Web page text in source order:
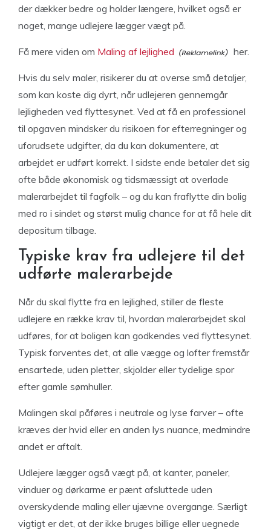
der dækker bedre og holder længere, hvilket også er
noget, mange udlejere lægger vægt på.
Få mere viden om Maling af lejlighed her.
Hvis du selv maler, risikerer du at overse små detaljer,
som kan koste dig dyrt, når udlejeren gennemgår
lejligheden ved flyttesynet. Ved at få en professionel
til opgaven mindsker du risikoen for efterregninger og
uforudsete udgifter, da du kan dokumentere, at
arbejdet er udført korrekt. I sidste ende betaler det sig
ofte både økonomisk og tidsmæssigt at overlade
malerarbejdet til fagfolk – og du kan fraflytte din bolig
med ro i sindet og størst mulig chance for at få hele dit
depositum tilbage.
Typiske krav fra udlejere til det
udførte malerarbejde
Når du skal flytte fra en lejlighed, stiller de fleste
udlejere en række krav til, hvordan malerarbejdet skal
udføres, for at boligen kan godkendes ved flyttesynet.
Typisk forventes det, at alle vægge og lofter fremstår
ensartede, uden pletter, skjolder eller tydelige spor
efter gamle sømhuller.
Malingen skal påføres i neutrale og lyse farver – ofte
kræves der hvid eller en anden lys nuance, medmindre
andet er aftalt.
Udlejere lægger også vægt på, at kanter, paneler,
vinduer og dørkarme er pænt afsluttede uden
overskydende maling eller ujævne overgange. Særligt
vigtigt er det, at der ikke bruges billige eller uegnede